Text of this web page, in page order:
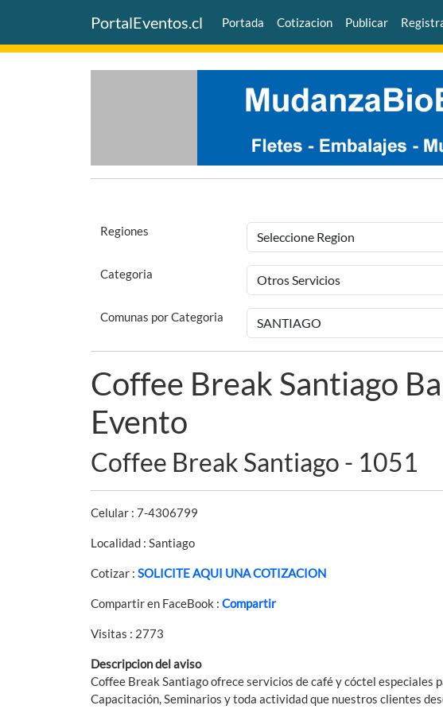
PortalEventos.cl Portada Cotizacion Publicar
Regiones
Categoria
Comunas por Categoria
Coffee Break Santiago
Evento
Coffee Break Santiago - 1051
Celular : 7-4306799
Localidad : Santiago
Cotizar : SOLICITE AQUI UNA COTIZACION
Compartir en FaceBook : Compartir
Visitas : 2773
Descripcion del aviso
Coffee Break Santiago ofrece servicios de café y cóctel especiales
Capacitación, Seminarios y toda actividad que nuestros clientes